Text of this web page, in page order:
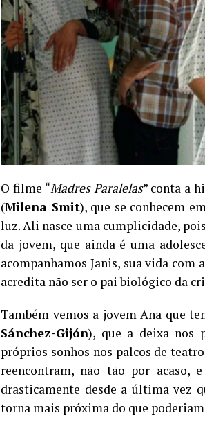
O filme “Madres Paralelas” conta a
(Milena Smit), que se conhecem
luz. Ali nasce uma cumplicidade,
da jovem, que ainda é uma
acompanhamos Janis, sua vida
acredita não ser o pai biológico da
Também vemos a jovem Ana que
Sánchez-Gijón), que a deixa nos
próprios sonhos nos palcos de
reencontram, não tão por acaso,
drasticamente desde a última vez
torna mais próxima do que